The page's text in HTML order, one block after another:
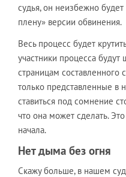
судья, он неизбежно будет
плену» версии обвинения.
Весь процесс будет
участники процесса
страницам составленного
только представленные в
ставиться под сомнение
что она может сделать.
начала.
Нет дыма без огня
Скажу больше, в нашем